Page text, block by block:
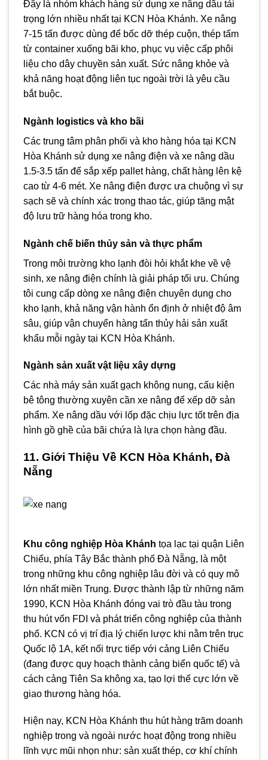
Đây là nhóm khách hàng sử dụng xe nâng dầu tải
trọng lớn nhiều nhất tại KCN Hòa Khánh. Xe nâng
7-15 tấn được dùng để bốc dỡ thép cuộn, thép tấm
từ container xuống bãi kho, phục vụ việc cấp phôi
liệu cho dây chuyền sản xuất. Sức nâng khỏe và
khả năng hoạt động liên tục ngoài trời là yêu cầu
bắt buộc.
Ngành logistics và kho bãi
Các trung tâm phân phối và kho hàng hóa tại KCN
Hòa Khánh sử dụng xe nâng điện và xe nâng dầu
1.5-3.5 tấn để sắp xếp pallet hàng, chất hàng lên kệ
cao từ 4-6 mét. Xe nâng điện được ưa chuộng vì sự
sạch sẽ và chính xác trong thao tác, giúp tăng mật
độ lưu trữ hàng hóa trong kho.
Ngành chế biến thủy sản và thực phẩm
Trong môi trường kho lạnh đòi hỏi khắt khe về vệ
sinh, xe nâng điện chính là giải pháp tối ưu. Chúng
tôi cung cấp dòng xe nâng điện chuyên dụng cho
kho lạnh, khả năng vận hành ổn định ở nhiệt độ âm
sâu, giúp vận chuyển hàng tấn thủy hải sản xuất
khẩu mỗi ngày tại KCN Hòa Khánh.
Ngành sản xuất vật liệu xây dựng
Các nhà máy sản xuất gạch không nung, cấu kiện
bê tông thường xuyên cần xe nâng để xếp dỡ sản
phẩm. Xe nâng dầu với lốp đặc chịu lực tốt trên địa
hình gồ ghề của bãi chứa là lựa chọn hàng đầu.
11. Giới Thiệu Về KCN Hòa Khánh, Đà
Nẵng
Khu công nghiệp Hòa Khánh tọa lạc tại quận Liên
Chiểu, phía Tây Bắc thành phố Đà Nẵng, là một
trong những khu công nghiệp lâu đời và có quy mô
lớn nhất miền Trung. Được thành lập từ những năm
1990, KCN Hòa Khánh đóng vai trò đầu tàu trong
thu hút vốn FDI và phát triển công nghiệp của thành
phố. KCN có vị trí địa lý chiến lược khi nằm trên trục
Quốc lộ 1A, kết nối trực tiếp với cảng Liên Chiểu
(đang được quy hoạch thành cảng biển quốc tế) và
cách cảng Tiên Sa không xa, tạo lợi thế cực lớn về
giao thương hàng hóa.
Hiện nay, KCN Hòa Khánh thu hút hàng trăm doanh
nghiệp trong và ngoài nước hoạt động trong nhiều
lĩnh vực mũi nhọn như: sản xuất thép, cơ khí chính